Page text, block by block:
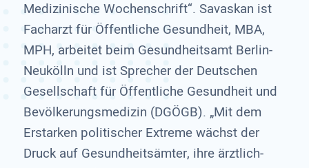
Medizinische Wochenschrift“. Savaskan ist
Facharzt für Öffentliche Gesundheit, MBA,
MPH, arbeitet beim Gesundheitsamt Berlin-
Neukölln und ist Sprecher der Deutschen
Gesellschaft für Öffentliche Gesundheit und
Bevölkerungsmedizin (DGÖGB). „Mit dem
Erstarken politischer Extreme wächst der
Druck auf Gesundheitsämter, ihre ärztlich-